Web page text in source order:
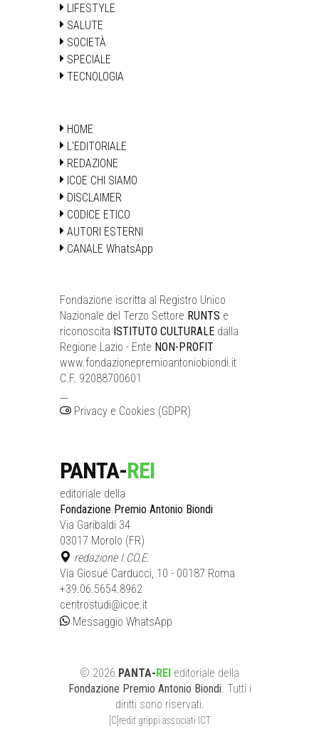
LIFESTYLE
SALUTE
SOCIETÀ
SPECIALE
TECNOLOGIA
HOME
L'EDITORIALE
REDAZIONE
ICOE CHI SIAMO
DISCLAIMER
CODICE ETICO
AUTORI ESTERNI
CANALE WhatsApp
Fondazione iscritta al Registro Unico
Nazionale del Terzo Settore RUNTS e
riconoscita ISTITUTO CULTURALE dalla
Regione Lazio - Ente NON-PROFIT
www.fondazionepremioantoniobiondi.it
C.F. 92088700601
Privacy e Cookies (GDPR)
PANTA-REI
editoriale della
Fondazione Premio Antonio Biondi
Via Garibaldi 34
03017 Morolo (FR)
redazione I.CO.E.
Via Giosué Carducci, 10 - 00187 Roma
+39.06.5654.8962
centrostudi@icoe.it
Messaggio WhatsApp
© 2026 PANTA-REI editoriale della
Fondazione Premio Antonio Biondi . Tutti i
diritti sono riservati.
[C]redit grippi associati ICT